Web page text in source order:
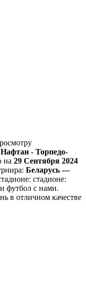
Нафтан - Торпедо-
на 29 Сентября 2024
Беларусь —
стадионе:
футбол с нами.
в отличном качестве